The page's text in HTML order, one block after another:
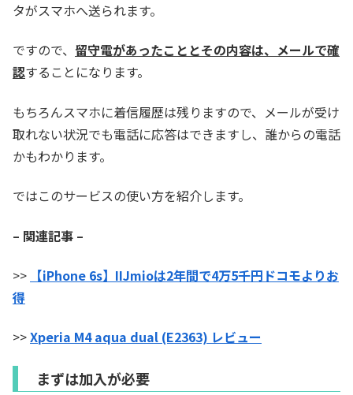
タがスマホへ送られます。
ですので、 留守電があったこととその内容は、メールで確
認することになります。
もちろんスマホに着信履歴は残りますので、メールが受け
取れない状況でも電話に応答はできますし、誰からの電話
かもわかります。
ではこのサービスの使い方を紹介します。
– 関連記事 –
>> 【iPhone 6s】IIJmioは2年間で4万5千円ドコモよりお
得
>>Xperia M4 aqua dual (E2363) レビュー
まずは加入が必要